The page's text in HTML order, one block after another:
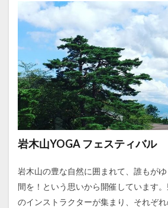
岩木山YOGA フェスティバル
岩木山の豊な自然に囲まれて、誰もが
間を！という思いから開催しています
のインストラクターが集まり、それぞ